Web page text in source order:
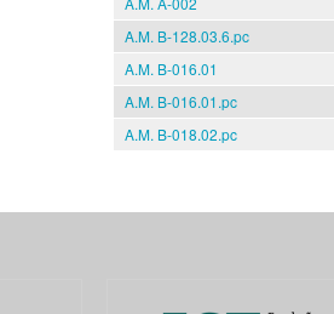
A.M. B-128.03.6.pc
A.M. B-016.01
A.M. B-016.01.pc
A.M. B-018.02.pc